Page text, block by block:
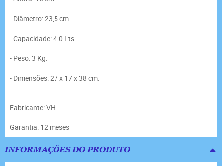
- Diâmetro: 23,5 cm.
- Capacidade: 4.0 Lts.
- Peso: 3 Kg.
- Dimensões: 27 x 17 x 38 cm.
Fabricante: VH
Garantia: 12 meses
INFORMAÇÕES DO PRODUTO